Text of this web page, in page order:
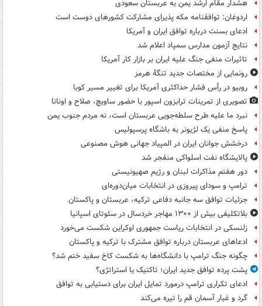
هشدار مقام ارشد یمن به عربستان سعودی
اردوغان: توافقنامه مکه پذیرای مشارکت کشورهای دوست است
ادعای بسنت درباره توافق ایران و آمریکا
نتایج آزمون مدارس سمپاد اعلام شد
تاثیرات منفی جنگ علیه ایران بر بازار کار آمریکا
رونمایی از مختصات جدید تنگۀ هرمز
روبیو در رأس فشار حداکثری آمریکا برای تغییر مسیر کوبا
تصویری از تمرینات ترابزون اسپور با حضور ساویچ، صلاح و اونانا
نبرد ما علیه طرح سلطه‌جویی عربستان است، نه مردم جنوب یمن
پاسخ منفی یک لژیونر به باشگاه پرسپولیس
درخشش جوانان ایران در المپیاد جهانی هوش مصنوعی
پالایشگاه نفت اسلواکی منفجر شد
دور هفتم مذاکرات لبنان و رژیم صهیونیستی
ترامپ و سودای پیروزی در انتخابات میان‌دوره‌ای
جزئیات توافق سه جانبه دفاعی ترکیه، عربستان و پاکستان
بلاتکلیفی بیش از ۱۳۰۰ مهاجر خردسال در سئوتای اسپانیا
زلنسکی در انتخابات ریاست جمهوری اوکراین شکست می‌خورد
ادعاهای عربستان درباره توافق مشترک با ترکیه و پاکستان
چگونه جنگ ترامپ با دانشگاه‌ها به شکست کاخ سفید ختم شد؟
پشت پرده توافق جدید ایران؛ تاکتیک یا استراتژی؟
ادعای تکراری ترامپ درمورد تمایل ایران برای دستیابی به توافق
گرد و غبار آسمان قم را تیره می‌کند